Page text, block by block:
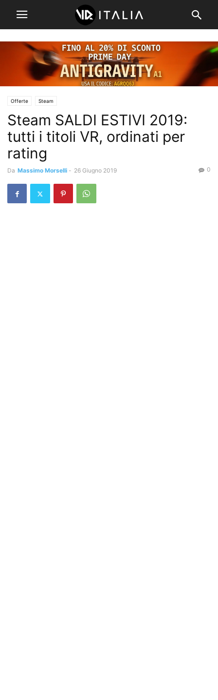
Offerte Steam
Steam SALDI ESTIVI 2019:
tutti i titoli VR, ordinati per
rating
Da Massimo Morselli - 26 Giugno 2019 0